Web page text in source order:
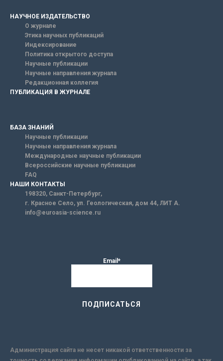
НАУЧНОЕ ИЗДАТЕЛЬСТВО
О журнале
Этика научных публикаций
Индексирование
Политика открытого доступа
Научные публикации
Научные направления журнала
Редакционная коллегия
ПУБЛИКАЦИЯ В ЖУРНАЛЕ
БАЗА ЗНАНИЙ
Научные публикации
Научные направления журнала
Международные научные публикации
Всероссийские научные публикации
FAQ
НАШИ КОНТАКТЫ
198320, Санкт-Петербург,
г. Красное Село, ул. Геологическая, дом 44, ЛИТ А.
info@euroasia-science.ru
Email*
Администрация сайта не несет никакой ответственности за